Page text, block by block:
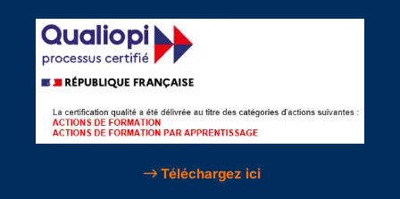
Téléchargez ici